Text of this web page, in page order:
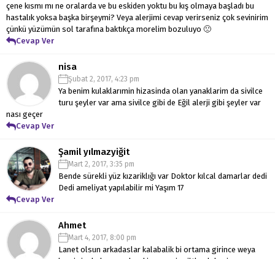
çene kısmı mı ne oralarda ve bu eskiden yoktu bu kış olmaya başladı bu
hastalık yoksa başka birşeymi? Veya alerjimi cevap verirseniz çok sevinirim
çünkü yüzümün sol tarafına baktıkça morelim bozuluyo 🙁
Cevap Ver
nisa
Şubat 2, 2017, 4:23 pm
Ya benim kulaklarımin hizasinda olan yanaklarim da sivilce
turu şeyler var ama sivilce gibi de Eğil alerji gibi şeyler var
nası geçer
Cevap Ver
Şamil yılmazyiğit
Mart 2, 2017, 3:35 pm
Bende sürekli yüz kızariklığı var Doktor kılcal damarlar dedi
Dedi ameliyat yapılabilir mi Yaşım 17
Cevap Ver
Ahmet
Mart 4, 2017, 8:00 pm
Lanet olsun arkadaslar kalabalik bi ortama girince weya